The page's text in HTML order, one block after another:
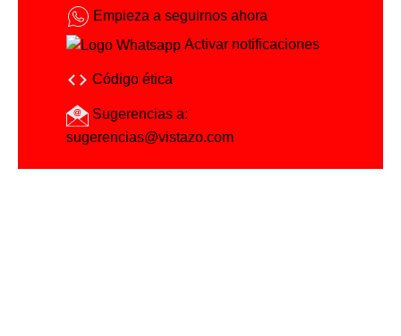
Empieza a seguirnos ahora
Activar notificaciones
Código ética
Sugerencias a:
sugerencias@vistazo.com